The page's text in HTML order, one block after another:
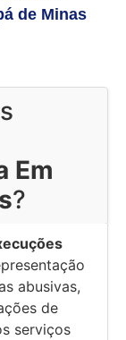
de Minas
Em
?
abusivas,
de
serviços